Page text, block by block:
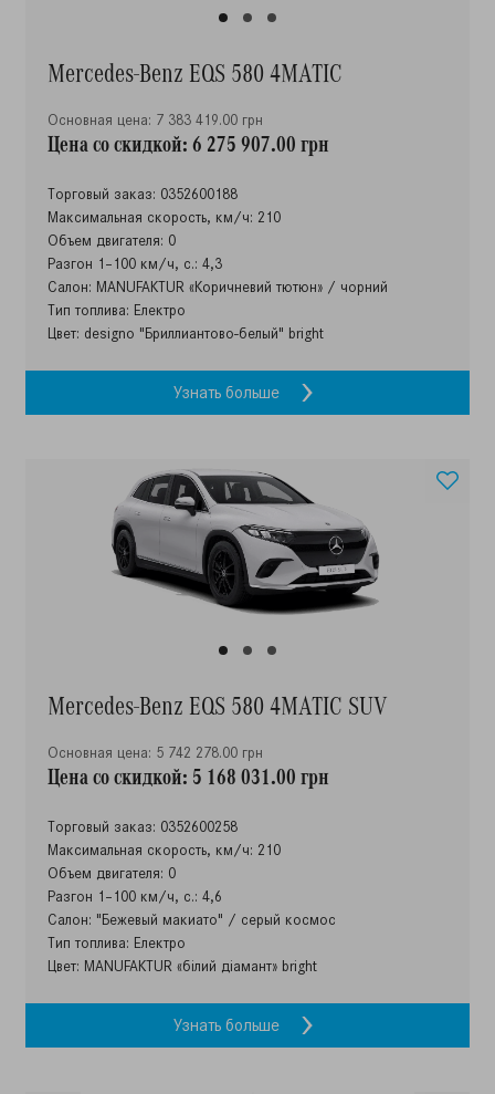
Mercedes-Benz EQS 580 4MATIC
Основная цена: 7 383 419.00 грн
Цена со скидкой: 6 275 907.00 грн
Торговый заказ: 0352600188
Максимальная скорость, км/ч: 210
Объем двигателя: 0
Разгон 1–100 км/ч, с.: 4,3
Салон: MANUFAKTUR «Коричневий тютюн» / чорний
Тип топлива: Електро
Цвет: designo "Бриллиантово-белый" bright
Узнать больше
Mercedes-Benz EQS 580 4MATIC SUV
Основная цена: 5 742 278.00 грн
Цена со скидкой: 5 168 031.00 грн
Торговый заказ: 0352600258
Максимальная скорость, км/ч: 210
Объем двигателя: 0
Разгон 1–100 км/ч, с.: 4,6
Салон: "Бежевый макиато" / серый космос
Тип топлива: Електро
Цвет: MANUFAKTUR «білий діамант» bright
Узнать больше